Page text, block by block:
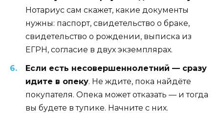
Нотариус сам скажет, какие документы
нужны: паспорт, свидетельство о браке,
свидетельство о рождении, выписка из
ЕГРН, согласие в двух экземплярах.
Если есть несовершеннолетний — сразу
идите в опеку. Не ждите, пока найдёте
покупателя. Опека может отказать — и тогда
вы будете в тупике. Начните с них.